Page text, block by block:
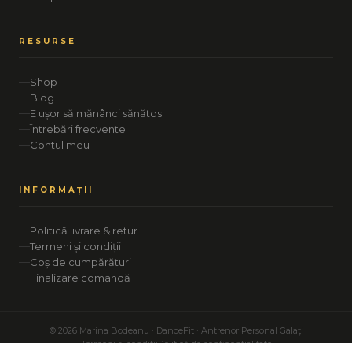
RESURSE
Shop
Blog
E ușor să mănânci sănătos
Întrebări frecvente
Contul meu
INFORMAȚII
Politică livrare & retur
Termeni și condiții
Coș de cumpărături
Finalizare comandă
© 2026 Marina Bodeanu · DanceFit · Antrenor Personal Galați